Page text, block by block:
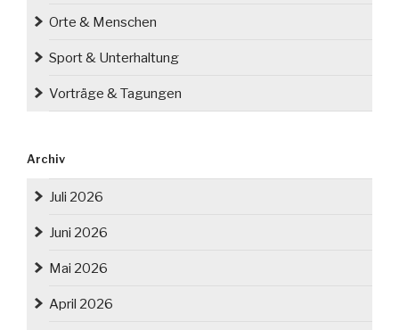
Orte & Menschen
Sport & Unterhaltung
Vorträge & Tagungen
Archiv
Juli 2026
Juni 2026
Mai 2026
April 2026